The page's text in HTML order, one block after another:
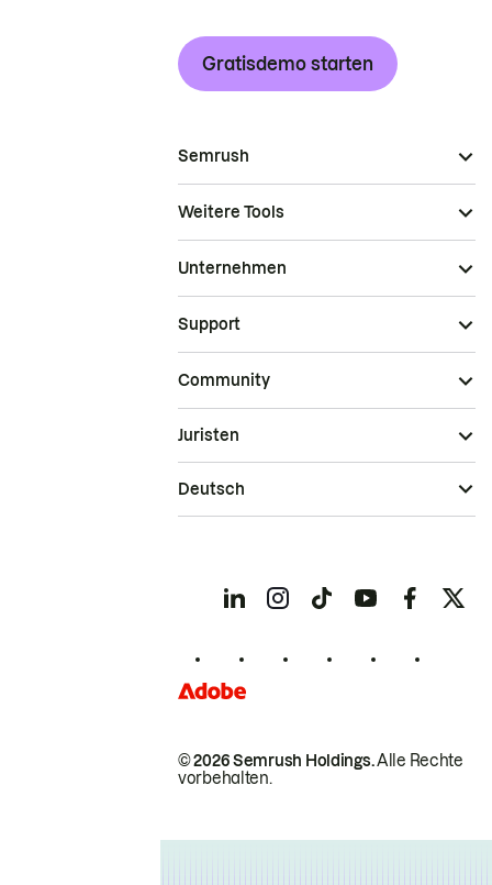
Gratisdemo starten
Semrush
Weitere Tools
Unternehmen
Support
Community
© 2026 Semrush Holdings.Alle Rechte
vorbehalten.
Juristen
Deutsch